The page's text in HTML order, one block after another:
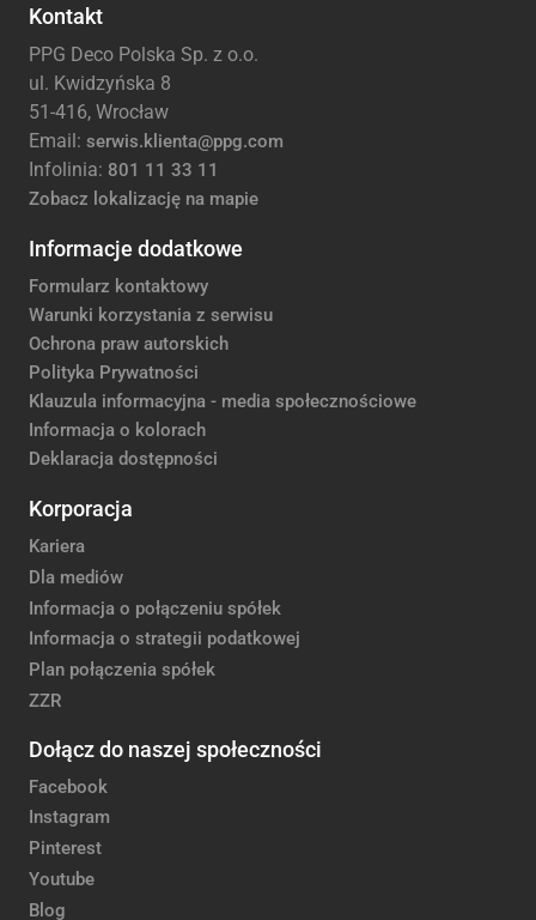
Kontakt
PPG Deco Polska Sp. z o.o.
ul. Kwidzyńska 8
51-416, Wrocław
Email: serwis.klienta@ppg.com
Infolinia: 801 11 33 11
Zobacz lokalizację na mapie
Informacje dodatkowe
Formularz kontaktowy
Warunki korzystania z serwisu
Ochrona praw autorskich
Polityka Prywatności
Klauzula informacyjna - media społecznościowe
Informacja o kolorach
Deklaracja dostępności
Korporacja
Kariera
Dla mediów
Informacja o połączeniu spółek
Informacja o strategii podatkowej
Plan połączenia spółek
ZZR
Dołącz do naszej społeczności
Facebook
Instagram
Pinterest
Youtube
Blog